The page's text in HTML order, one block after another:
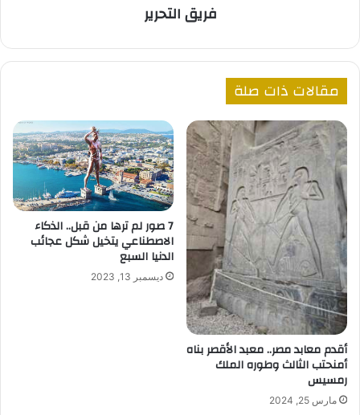
فريق التحرير
مقالات ذات صلة
أقدم معابد مصر.. معبد الأقصر بناه
أمنحتب الثالث وطوره الملك
رمسيس
مارس 25, 2024
7 صور لم ترها من قبل.. الذكاء
الاصطناعي يتخيل شكل عجائب
الدنيا السبع
ديسمبر 13, 2023